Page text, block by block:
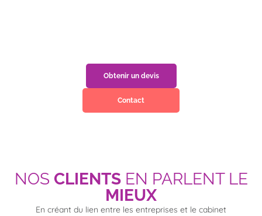
Obtenir un devis
Contact
NOS CLIENTSEN PARLENT LE
MIEUX
En créant du lien entre les entreprises et le cabinet